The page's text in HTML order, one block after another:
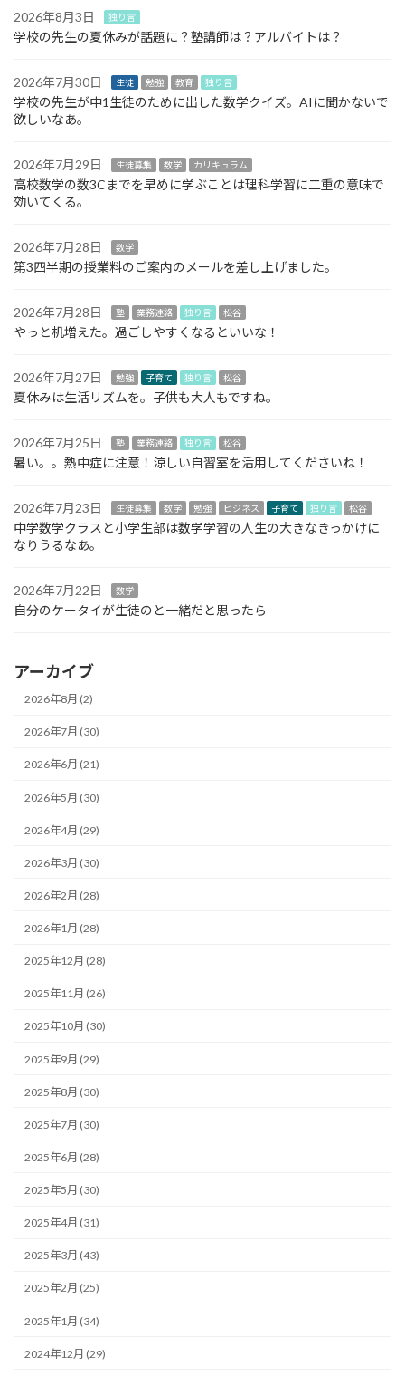
2026年8月3日 独り言
学校の先生の夏休みが話題に？塾講師は？アルバイトは？
2026年7月30日 生徒 勉強 教育 独り言
学校の先生が中1生徒のために出した数学クイズ。AIに聞かないで
欲しいなあ。
2026年7月29日 生徒募集 数学 カリキュラム
高校数学の数3Cまでを早めに学ぶことは理科学習に二重の意味で
効いてくる。
2026年7月28日 数学
第3四半期の授業料のご案内のメールを差し上げました。
2026年7月28日 塾 業務連絡 独り言 松谷
やっと机増えた。過ごしやすくなるといいな！
2026年7月27日 勉強 子育て 独り言 松谷
夏休みは生活リズムを。子供も大人もですね。
2026年7月25日 塾 業務連絡 独り言 松谷
暑い。。熱中症に注意！涼しい自習室を活用してくださいね！
2026年7月23日 生徒募集 数学 勉強 ビジネス 子育て 独り言 松谷
中学数学クラスと小学生部は数学学習の人生の大きなきっかけに
なりうるなあ。
2026年7月22日 数学
自分のケータイが生徒のと一緒だと思ったら
アーカイブ
2026年8月 (2)
2026年7月 (30)
2026年6月 (21)
2026年5月 (30)
2026年4月 (29)
2026年3月 (30)
2026年2月 (28)
2026年1月 (28)
2025年12月 (28)
2025年11月 (26)
2025年10月 (30)
2025年9月 (29)
2025年8月 (30)
2025年7月 (30)
2025年6月 (28)
2025年5月 (30)
2025年4月 (31)
2025年3月 (43)
2025年2月 (25)
2025年1月 (34)
2024年12月 (29)